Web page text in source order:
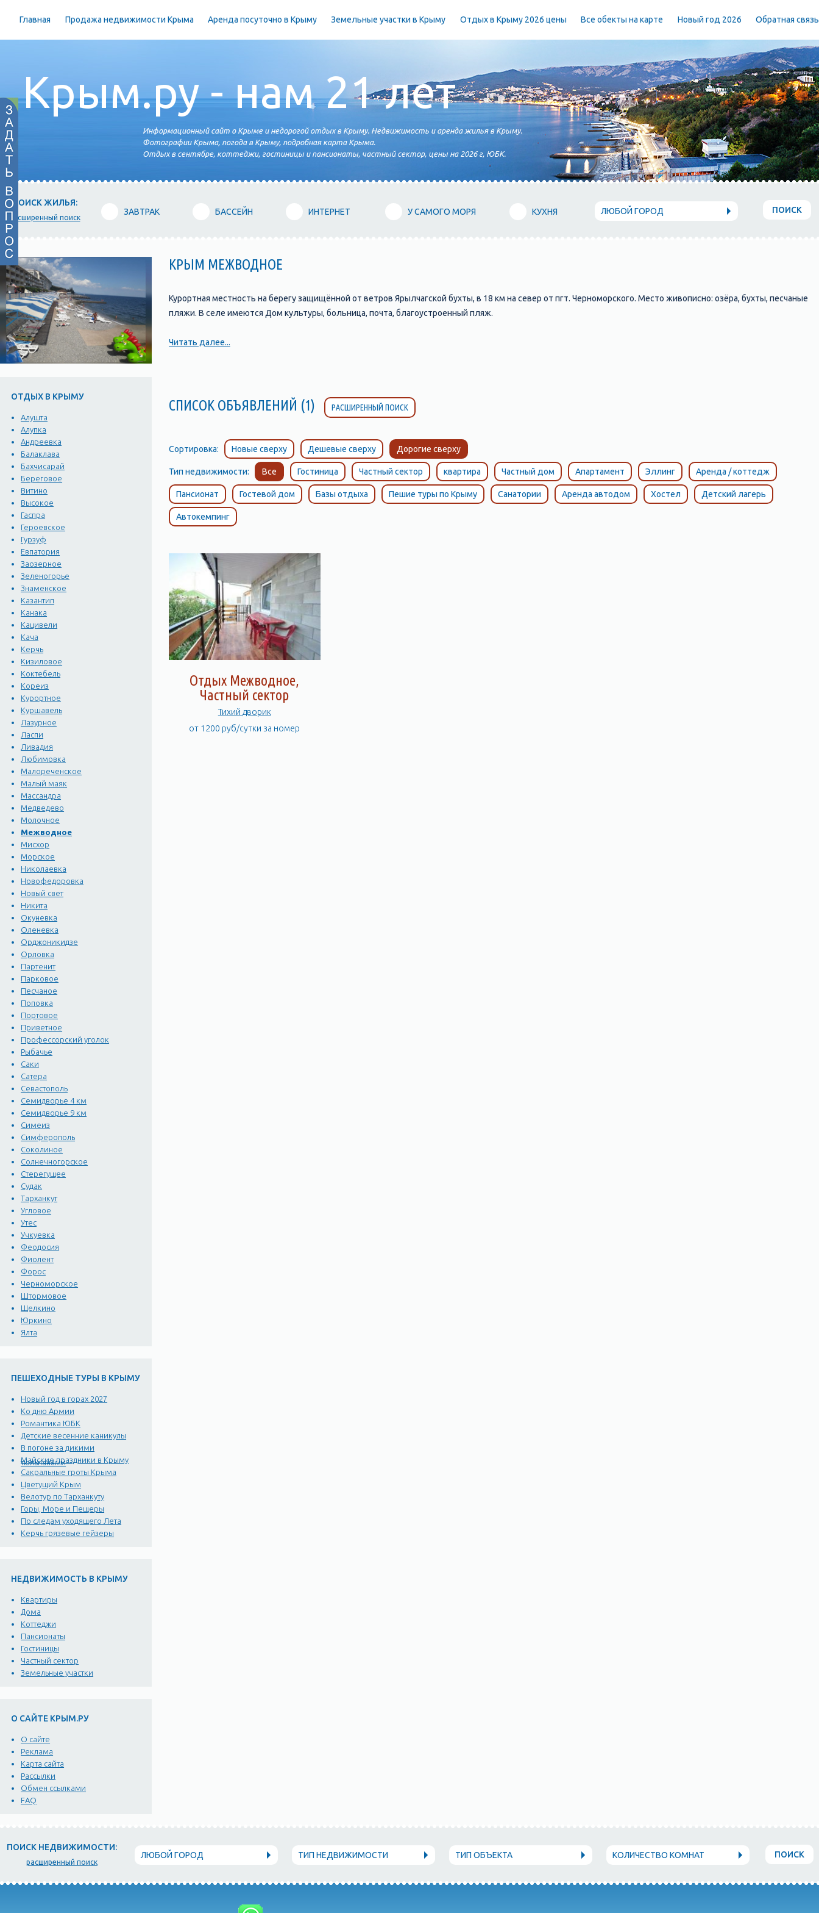
Главная Продажа недвижимости Крыма Аренда посуточно в Крыму Земельные участки в Крыму Отдых в Крыму 2026 цены Все обекты на карте Новый год 2026 Обратная связь
Крым.ру - нам 21 лет
Информационный сайт о Крыме и недорогой отдых в Крыму. Недвижимость и аренда жилья в Крыму.
Фотографии Крыма, погода в Крыму, подробная карта Крыма.
Отдых в сентябре, коттеджи, гостиницы и пансионаты, частный сектор, цены на 2026 г, ЮБК.
ПОИСК ЖИЛЬЯ:
расширенный поиск
ЗАВТРАК БАССЕЙН ИНТЕРНЕТ У САМОГО МОРЯ КУХНЯ ЛЮБОЙ ГОРОД ПОИСК
ОТДЫХ В КРЫМУ
Алушта
Алупка
Андреевка
Балаклава
Бахчисарай
Береговое
Витино
Высокое
Гаспра
Героевское
Гурзуф
Евпатория
Заозерное
Зеленогорье
Знаменское
Казантип
Канака
Кацивели
Кача
Керчь
Кизиловое
Коктебель
Кореиз
Курортное
Куршавель
Лазурное
Ласпи
Ливадия
Любимовка
Малореченское
Малый маяк
Массандра
Медведево
Молочное
Межводное
Мисхор
Морское
Николаевка
Новофедоровка
Новый свет
Никита
Окуневка
Оленевка
Орджоникидзе
Орловка
Партенит
Парковое
Песчаное
Поповка
Портовое
Приветное
Профессорский уголок
Рыбачье
Саки
Сатера
Севастополь
Семидворье 4 км
Семидворье 9 км
Симеиз
Симферополь
Соколиное
Солнечногорское
Стерегущее
Судак
Тарханкут
Угловое
Утес
Учкуевка
Феодосия
Фиолент
Форос
Черноморское
Штормовое
Щелкино
Юркино
Ялта
ПЕШЕХОДНЫЕ ТУРЫ В КРЫМУ
Новый год в горах 2027
Ко дню Армии
Романтика ЮБК
Детские весенние каникулы
В погоне за дикими
тюльпанами
Майские праздники в Крыму
Сакральные гроты Крыма
Цветущий Крым
Велотур по Тарханкуту
Горы, Море и Пещеры
По следам уходящего Лета
Керчь грязевые гейзеры
НЕДВИЖИМОСТЬ В КРЫМУ
Квартиры
Дома
Коттеджи
Пансионаты
Гостиницы
Частный сектор
Земельные участки
О САЙТЕ КРЫМ.РУ
О сайте
Реклама
Карта сайта
Рассылки
Обмен ссылками
FAQ
КРЫМ МЕЖВОДНОЕ
Курортная местность на берегу защищённой от ветров Ярылчагской бухты, в 18 км на север от пгт. Черноморского. Место живописно: озёра, бухты, песчаные
пляжи. В селе имеются Дом культуры, больница, почта, благоустроенный пляж.
Читать далее...
СПИСОК ОБЪЯВЛЕНИЙ (1) РАСШИРЕННЫЙ ПОИСК
Сортировка: Новые сверху Дешевые сверху Дорогие сверху
Тип недвижимости: Все Гостиница Частный сектор квартира Частный дом Апартамент Эллинг Аренда / коттедж
Пансионат Гостевой дом Базы отдыха Пешие туры по Крыму Санатории Аренда автодом Хостел Детский лагерь
Автокемпинг
Отдых Межводное,
Частный сектор
Тихий дворик
от 1200 руб/сутки за номер
ПОИСК НЕДВИЖИМОСТИ:
расширенный поиск
ЛЮБОЙ ГОРОД ТИП НЕДВИЖИМОСТИ ТИП ОБЪЕКТА КОЛИЧЕСТВО КОМНАТ ПОИСК